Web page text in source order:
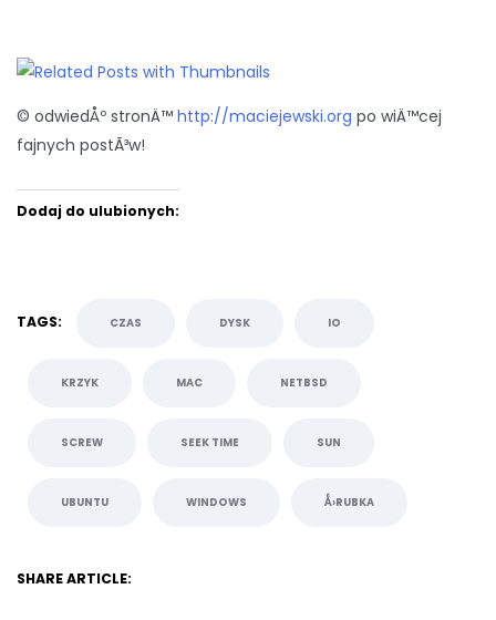
© odwiedÅº stronÄ™ http://maciejewski.org po wiÄ™cej
fajnych postÃ³w!
Dodaj do ulubionych:
TAGS: CZAS DYSK IO
KRZYK MAC NETBSD
SCREW SEEK TIME SUN
UBUNTU WINDOWS Å›RUBKA
SHARE ARTICLE: